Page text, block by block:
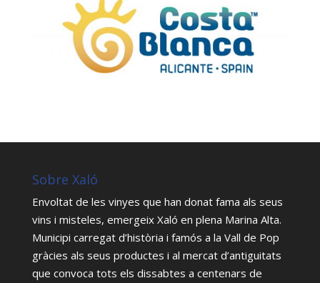
Sobre Xaló
Envoltat de les vinyes que han donat fama als seus
vins i misteles, emergeix Xaló en plena Marina Alta.
Municipi carregat d’història i famós a la Vall de Pop
gràcies als seus productes i al mercat d’antiguitats
que convoca tots els dissabtes a centenars de